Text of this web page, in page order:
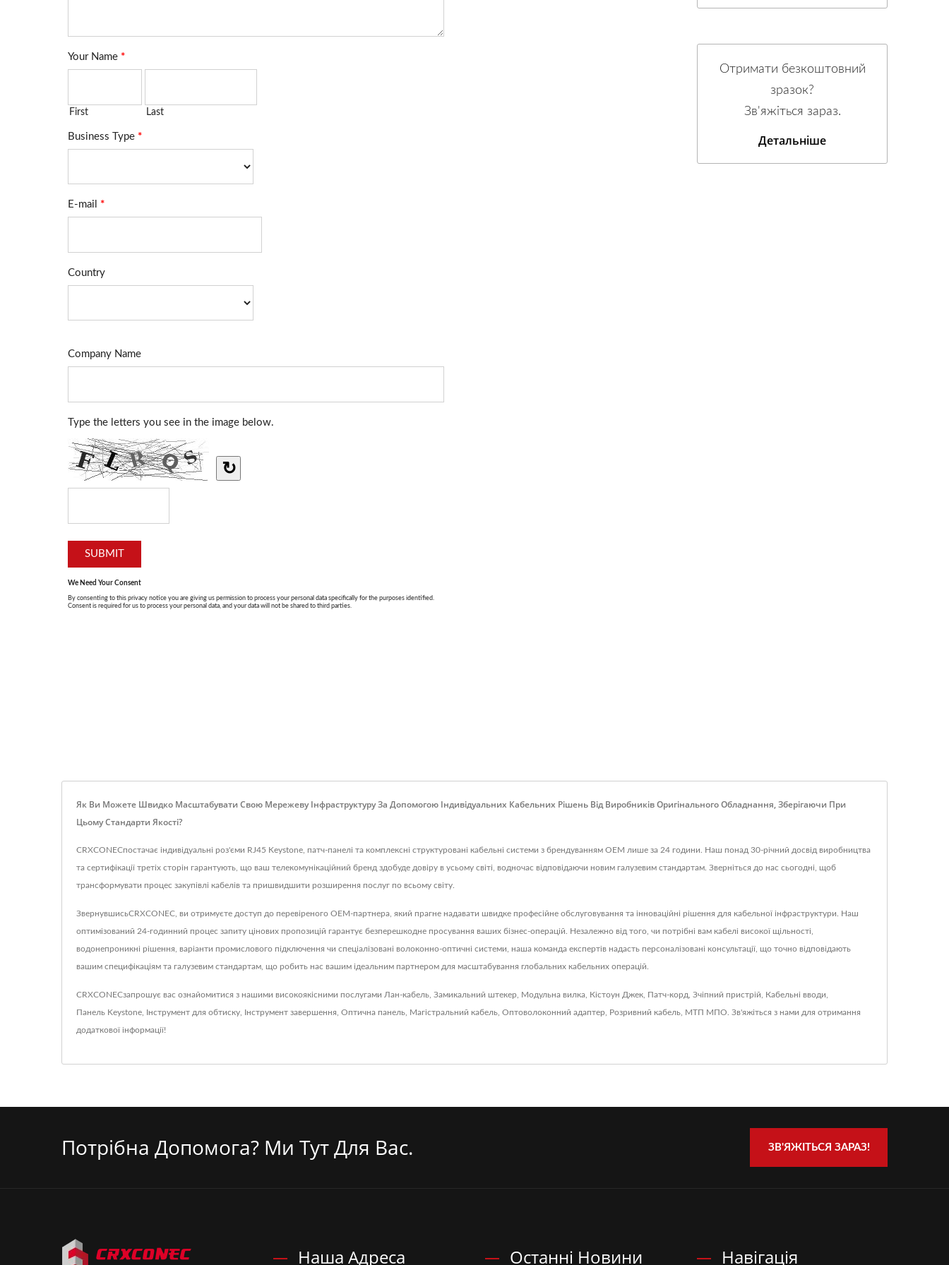
Отримати безкоштовний
зразок?
Зв'яжіться зараз.
Детальніше
Як Ви Можете Швидко Масштабувати Свою Мережеву Інфраструктуру За Допомогою Індивідуальних Кабельних Рішень Від Виробників Оригінального Обладнання, Зберігаючи При
Цьому Стандарти Якості?
CRXCONECпостачає індивідуальні роз'єми RJ45 Keystone, патч-панелі та комплексні структуровані кабельні системи з брендуванням OEM лише за 24 години. Наш понад 30-річний досвід виробництва
та сертифікації третіх сторін гарантують, що ваш телекомунікаційний бренд здобуде довіру в усьому світі, водночас відповідаючи новим галузевим стандартам. Зверніться до нас сьогодні, щоб
трансформувати процес закупівлі кабелів та пришвидшити розширення послуг по всьому світу.
ЗвернувшисьCRXCONEC, ви отримуєте доступ до перевіреного OEM-партнера, який прагне надавати швидке професійне обслуговування та інноваційні рішення для кабельної інфраструктури. Наш
оптимізований 24-годинний процес запиту цінових пропозицій гарантує безперешкодне просування ваших бізнес-операцій. Незалежно від того, чи потрібні вам кабелі високої щільності,
водонепроникні рішення, варіанти промислового підключення чи спеціалізовані волоконно-оптичні системи, наша команда експертів надасть персоналізовані консультації, що точно відповідають
вашим специфікаціям та галузевим стандартам, що робить нас вашим ідеальним партнером для масштабування глобальних кабельних операцій.
CRXCONECзапрошує вас ознайомитися з нашими високоякісними послугами Лан-кабель Замикальний штекер Модульна вилка Кістоун Джек Патч-корд Зчіпний пристрій Кабельні вводи
Панель Keystone Інструмент для обтиску Інструмент завершення Оптична панель Магістральний кабель Оптоволоконний адаптер Розривний кабель МТП МПО Зв'яжіться з нами для отримання
додаткової інформації!
Потрібна Допомога? Ми Тут Для Вас. ЗВ'ЯЖІТЬСЯ ЗАРАЗ!
Наша Адреса Останні Новини Навігація